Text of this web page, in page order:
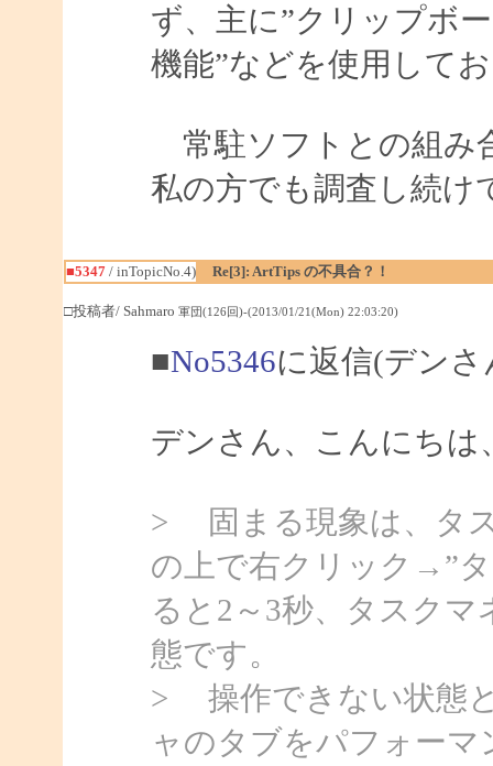
ず、主に”クリップボ
機能”などを使用して
常駐ソフトとの組み
私の方でも調査し続け
■5347/ inTopicNo.4) Re[3]: ArtTips の不具合？！
□投稿者/ Sahmaro 軍団(126回)-(2013/01/21(Mon) 22:03:20)
■No5346に返信(デンさ
デンさん、こんにちは
> 固まる現象は、タ
の上で右クリック→”
ると2～3秒、タスク
態です。
> 操作できない状態
ャのタブをパフォー